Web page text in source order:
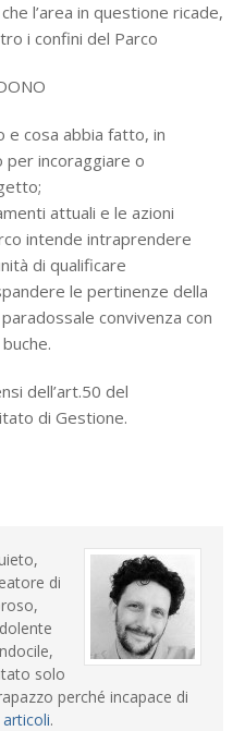
l’area in questione ricade,
i confini del Parco
e cosa abbia fatto, in
per incoraggiare o
attuali e le azioni
intende intraprendere
di qualificare
le pertinenze della
convivenza con
dell’art.50 del
di Gestione.
di
solo
perché incapace di
.